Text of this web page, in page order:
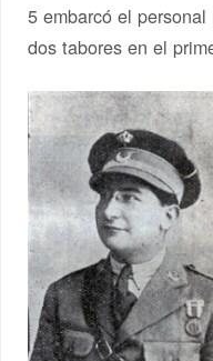
5 embarcó el
dos tabores en el